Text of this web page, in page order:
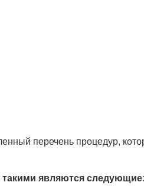
перечень процедур,
являются следующие: